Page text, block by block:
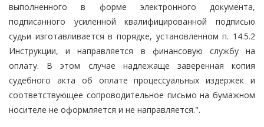
выполненного в форме электронного документа,
подписанного усиленной квалифицированной подписью
судьи изготавливается в порядке, установленном п. 14.5.2
Инструкции, и направляется в финансовую службу на
оплату. В этом случае надлежаще заверенная копия
судебного акта об оплате процессуальных издержек и
соответствующее сопроводительное письмо на бумажном
носителе не оформляется и не направляется.".